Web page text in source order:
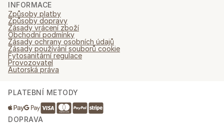
INFORMACE
Způsoby platby
Způsoby dopravy
Zásady vrácení zboží
Obchodní podmínky
Zásady ochrany osobních údajů
Zásady používání souborů cookie
Fytosanitární regulace
Provozovatel
Autorská práva
PLATEBNÍ METODY
DOPRAVA